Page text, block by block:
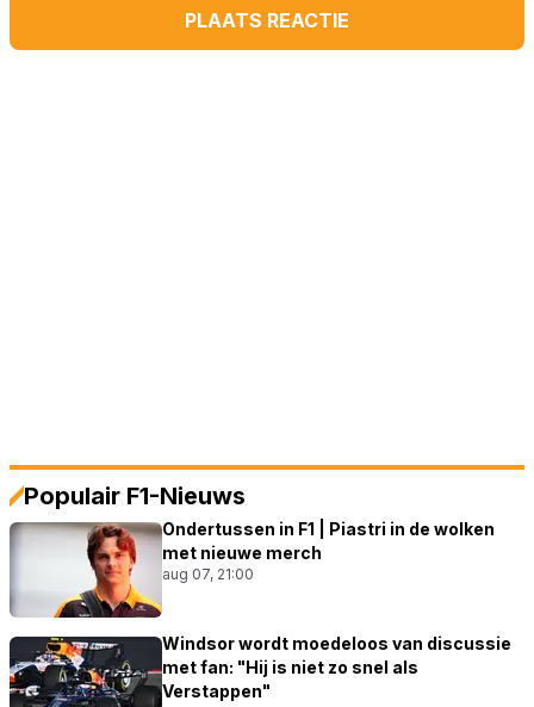
PLAATS REACTIE
Populair F1-Nieuws
Ondertussen in F1 | Piastri in de wolken
met nieuwe merch
aug 07, 21:00
Windsor wordt moedeloos van discussie
met fan: "Hij is niet zo snel als
Verstappen"